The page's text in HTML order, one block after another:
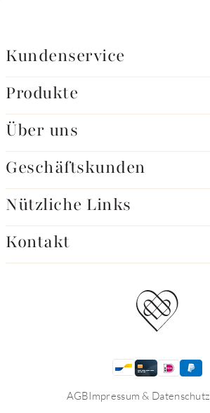
Kundenservice
Produkte
Über uns
Geschäftskunden
Nützliche Links
Kontakt
AGBImpressum & Datenschutz